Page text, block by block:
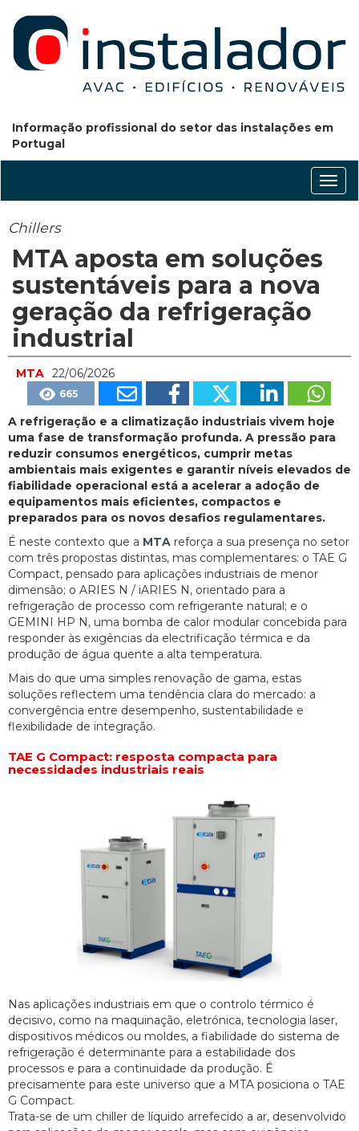
Informação profissional do setor das instalações em
Portugal
Chillers
MTA aposta em soluções
sustentáveis para a nova
geração da refrigeração
industrial
MTA 22/06/2026
665
A refrigeração e a climatização industriais vivem hoje
uma fase de transformação profunda. A pressão para
reduzir consumos energéticos, cumprir metas
ambientais mais exigentes e garantir níveis elevados de
fiabilidade operacional está a acelerar a adoção de
equipamentos mais eficientes, compactos e
preparados para os novos desafios regulamentares.
É neste contexto que a MTA reforça a sua presença no setor
com três propostas distintas, mas complementares: o TAE G
Compact, pensado para aplicações industriais de menor
dimensão; o ARIES N / iARIES N, orientado para a
refrigeração de processo com refrigerante natural; e o
GEMINI HP N, uma bomba de calor modular concebida para
responder às exigências da electrificação térmica e da
produção de água quente a alta temperatura.
Mais do que uma simples renovação de gama, estas
soluções reflectem uma tendência clara do mercado: a
convergência entre desempenho, sustentabilidade e
flexibilidade de integração.
TAE G Compact: resposta compacta para
necessidades industriais reais
Nas aplicações industriais em que o controlo térmico é
decisivo, como na maquinação, eletrónica, tecnologia laser,
dispositivos médicos ou moldes, a fiabilidade do sistema de
refrigeração é determinante para a estabilidade dos
processos e para a continuidade da produção. É
precisamente para este universo que a MTA posiciona o TAE
G Compact.
Trata-se de um chiller de líquido arrefecido a ar, desenvolvido